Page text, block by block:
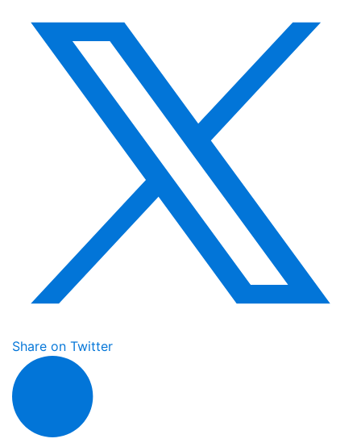
Share on Twitter